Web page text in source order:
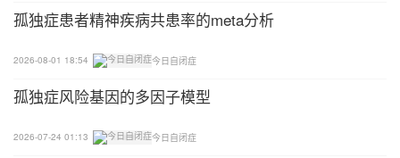
找到孩子的兴趣点
自闭症儿童大多对物品和玩具感兴趣，所以家长可以
活动，如嬉戏、追逐、跑跳等。如果你从孩子感兴趣
孤独症患者精神疾病共患率的meta分析
2026-08-01 18:54 今日自闭症
孤独症风险基因的多因子模型
2026-07-24 01:13 今日自闭症